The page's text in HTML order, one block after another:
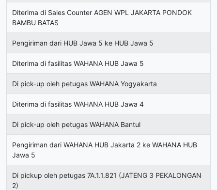
Diterima di Sales Counter AGEN WPL JAKARTA PONDOK
BAMBU BATAS
Pengiriman dari HUB Jawa 5 ke HUB Jawa 5
Diterima di fasilitas WAHANA HUB Jawa 5
Di pick-up oleh petugas WAHANA Yogyakarta
Diterima di fasilitas WAHANA HUB Jawa 4
Di pick-up oleh petugas WAHANA Bantul
Pengiriman dari WAHANA HUB Jakarta 2 ke WAHANA HUB
Jawa 5
Di pickup oleh petugas 7A.1.1.821 (JATENG 3 PEKALONGAN
2)